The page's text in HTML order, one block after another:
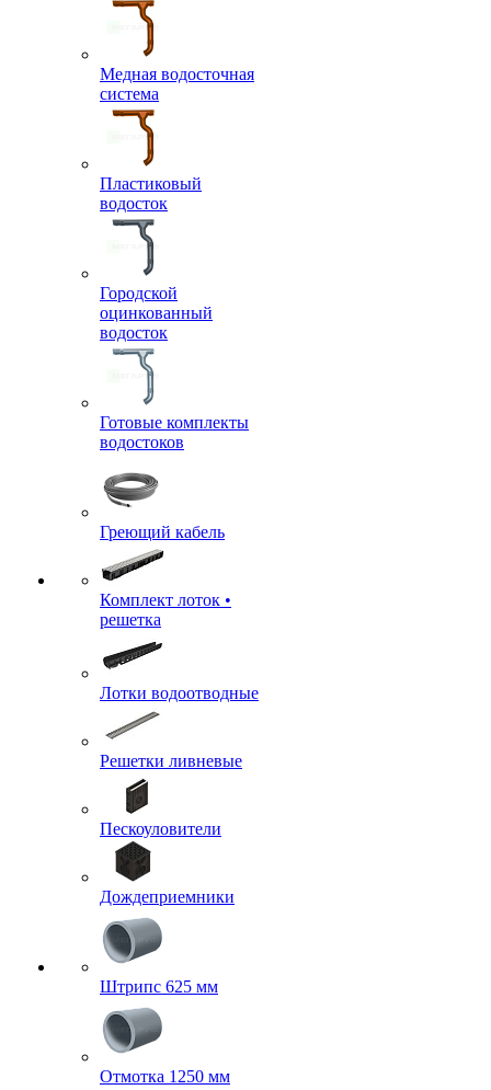
Медная водосточная
система
Пластиковый
водосток
Городской
оцинкованный
водосток
Готовые комплекты
водостоков
Греющий кабель
Комплект лоток •
решетка
Лотки водоотводные
Решетки ливневые
Пескоуловители
Дождеприемники
Штрипс 625 мм
Отмотка 1250 мм